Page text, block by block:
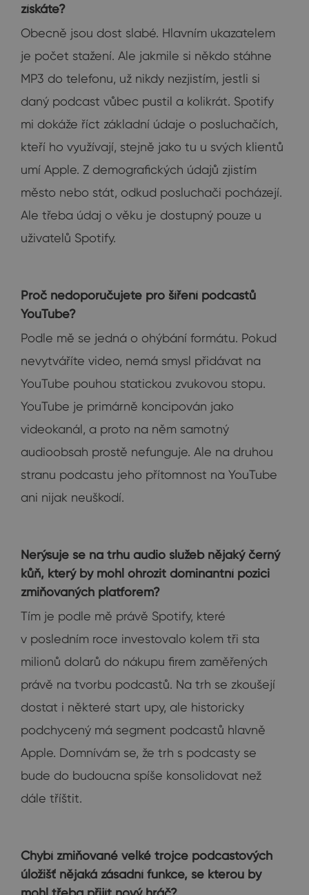
získáte?
Obecně jsou dost slabé. Hlavním ukazatelem
je počet stažení. Ale jakmile si někdo stáhne
MP3 do telefonu, už nikdy nezjistím, jestli si
daný podcast vůbec pustil a kolikrát. Spotify
mi dokáže říct základní údaje o posluchačích,
kteří ho využívají, stejně jako tu u svých klientů
umí Apple. Z demografických údajů zjistím
město nebo stát, odkud posluchači pocházejí.
Ale třeba údaj o věku je dostupný pouze u
uživatelů Spotify.
Proč nedoporučujete pro šíření podcastů
YouTube?
Podle mě se jedná o ohýbání formátu. Pokud
nevytváříte video, nemá smysl přidávat na
YouTube pouhou statickou zvukovou stopu.
YouTube je primárně koncipován jako
videokanál, a proto na něm samotný
audioobsah prostě nefunguje. Ale na druhou
stranu podcastu jeho přítomnost na YouTube
ani nijak neuškodí.
Nerýsuje se na trhu audio služeb nějaký černý
kůň, který by mohl ohrozit dominantní pozici
zmiňovaných platforem?
Tím je podle mě právě Spotify, které
v posledním roce investovalo kolem tři sta
milionů dolarů do nákupu firem zaměřených
právě na tvorbu podcastů. Na trh se zkoušejí
dostat i některé start upy, ale historicky
podchycený má segment podcastů hlavně
Apple. Domnívám se, že trh s podcasty se
bude do budoucna spíše konsolidovat než
dále tříštit.
Chybí zmiňované velké trojce podcastových
úložišť nějaká zásadní funkce, se kterou by